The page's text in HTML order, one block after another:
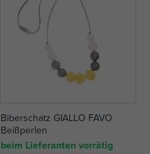
Biberschatz GIALLO FAVO
Beißperlen
beim Lieferanten vorrätig